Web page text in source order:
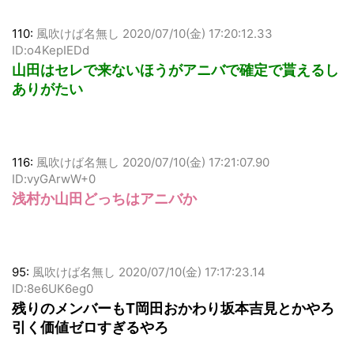
110: 風吹けば名無し 2020/07/10(金) 17:20:12.33
ID:o4KepIEDd
山田はセレで来ないほうがアニバで確定で貰えるし
ありがたい
116: 風吹けば名無し 2020/07/10(金) 17:21:07.90
ID:vyGArwW+0
浅村か山田どっちはアニバか
95: 風吹けば名無し 2020/07/10(金) 17:17:23.14
ID:8e6UK6eg0
残りのメンバーもT岡田おかわり坂本吉見とかやろ
引く価値ゼロすぎるやろ